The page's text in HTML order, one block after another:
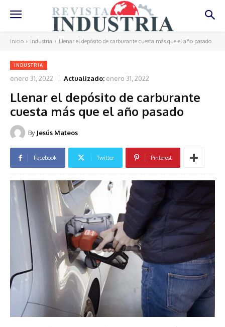
Inicio Industria Llenar el depósito de carburante cuesta más que el año pasado
INDUSTRIA
enero 31, 2022 Actualizado: enero 31, 2022
Llenar el depósito de carburante
cuesta más que el año pasado
By Jesús Mateos
Facebook Twitter Pinterest